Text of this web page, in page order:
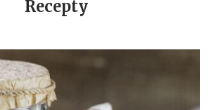
Recepty